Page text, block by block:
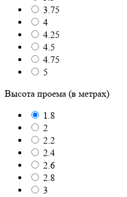
3.75
4
4.25
4.5
4.75
5
Высота проема (в метрах)
1.8
2
2.2
2.4
2.6
2.8
3